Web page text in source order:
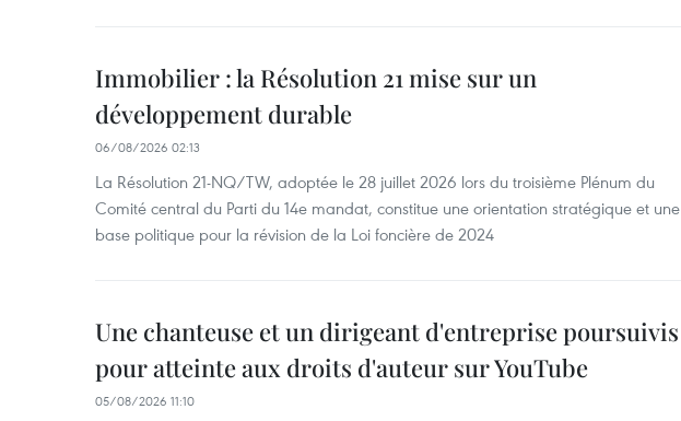
Immobilier : la Résolution 21 mise sur un
développement durable
06/08/2026 02:13
La Résolution 21-NQ/TW, adoptée le 28 juillet 2026 lors du troisième Plénum du
Comité central du Parti du 14e mandat, constitue une orientation stratégique et une
base politique pour la révision de la Loi foncière de 2024
Une chanteuse et un dirigeant d'entreprise poursuivis
pour atteinte aux droits d'auteur sur YouTube
05/08/2026 11:10